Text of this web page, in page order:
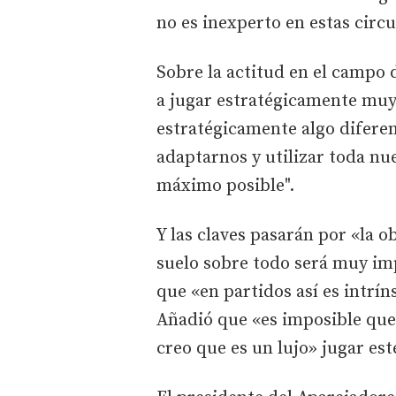
no es inexperto en estas
Sobre la actitud en el campo
a jugar estratégicamente
estratégicamente algo
adaptarnos y utilizar toda
máximo posible".
Y las claves pasarán por «la
suelo sobre todo será muy
que «en partidos así es
Añadió que «es imposible
creo que es un lujo» jugar